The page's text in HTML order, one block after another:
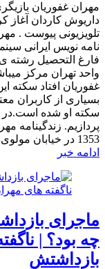
داریوش کاردان آغاز
تلویزیونی پیوست .
نامه نویس ایرانی
فارغ التحصیل رشته
واحد تهران مرکز
غفوریان افتاد سکته
بسیاری از کاربران
سکته او شده است.در
پردازیم. زندگینامه
1353 در خیابان مولوی تهران به...
ادامه خبر
ماجرای
چه بود؟ |
بازداشتش